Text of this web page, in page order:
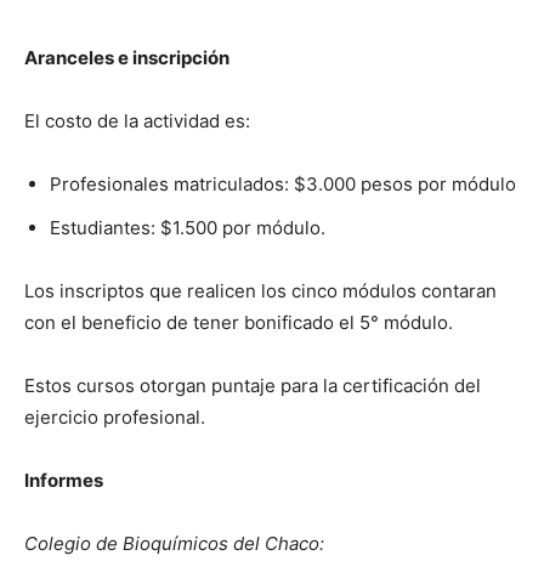
Aranceles e inscripción
⁣El costo de la actividad es:⁣
Profesionales matriculados: $3.000 pesos por módulo⁣
Estudiantes: $1.500 por módulo.⁣
Los inscriptos que realicen los cinco módulos contaran
con el beneficio de tener bonificado el 5° módulo.⁣
Estos cursos otorgan puntaje para la certificación del
ejercicio profesional.⁣
Informes
Colegio de Bioquímicos del Chaco:⁣